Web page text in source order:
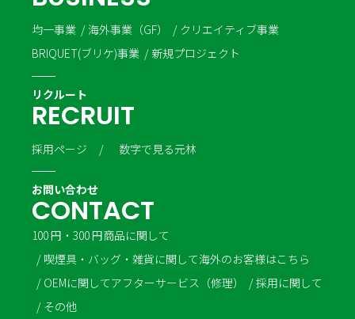
均一事業 海外事業（GF）
クリエイティブ事業
BRIQUET(ブリケ)事業
新規プロジェクト
リクルート
RECRUIT
採用ページ 数字で見る元林
お問い合わせ
CONTACT
100 円・300 円商品に関して
喫煙具・バッグ・雑貨に関して海外のお客様はこちら
OEMに関してアフターサービス（修理）
採用に関して
その他